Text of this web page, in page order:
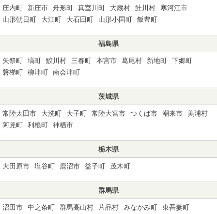
庄内町 新庄市 舟形町 真室川町 大蔵村 鮭川村
寒河江市
山形朝日町
大江町 大石田町 山形小国町 飯豊町
福島県
矢祭町 塙町 鮫川村 三春町 本宮市 葛尾村 新地町
下郷町
磐梯町
柳津町 南会津町
茨城県
常陸太田市 大洗町 大子町 常陸大宮市 つくば市 潮来市
美浦村
阿見町
利根町 神栖市
栃木県
大田原市 塩谷町 鹿沼市 益子町 茂木町
群馬県
沼田市 中之条町 群馬高山村 片品村 みなかみ町
東吾妻町